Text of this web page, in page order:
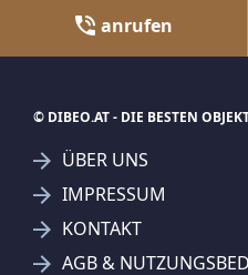
anrufen
© DIBEO.AT - DIE BESTEN
ÜBER UNS
IMPRESSUM
KONTAKT
AGB &